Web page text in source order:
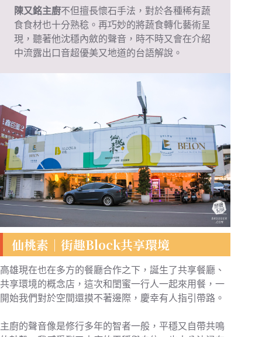
陳又銘主廚不但擅長懷石手法，對於各種稀有蔬
食食材也十分熟稔。再巧妙的將蔬食轉化藝術呈
現，聽著他沈穩內斂的聲音，時不時又會在介紹
中流露出口音超優美又地道的台語解說。
仙桃素｜街趣Block共享環境
高雄現在也在多方的餐廳合作之下，誕生了共享餐廳、
共享環境的概念店，這次和閨蜜一行人一起來用餐，一
開始我們對於空間還摸不著邊際，慶幸有人指引帶路。
主廚的聲音像是修行多年的智者一般，平穩又自帶共鳴